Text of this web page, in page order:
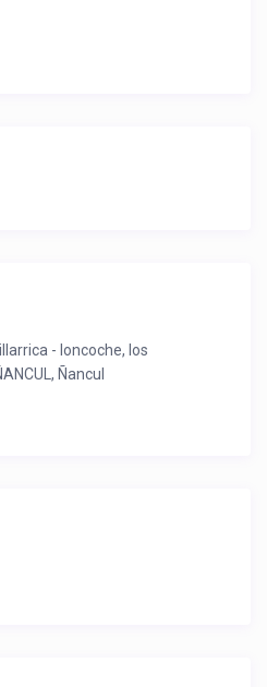
servicio
luz o agua o gas que acredite
ni ESTAFAS.
94515396
- loncoche, los
Ñancul